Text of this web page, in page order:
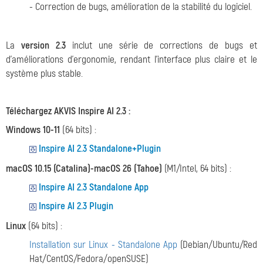
- Correction de bugs, amélioration de la stabilité du logiciel.
La version 2.3inclut une série de corrections de bugs et
d'améliorations d'ergonomie, rendant l'interface plus claire et le
système plus stable.
Téléchargez AKVIS Inspire AI 2.3 :
Windows 10-11 (64 bits) :
Inspire AI 2.3 Standalone+Plugin
macOS 10.15 (Catalina)-macOS 26 (Tahoe) (M1/Intel, 64 bits) :
Inspire AI 2.3 Standalone App
Inspire AI 2.3 Plugin
Linux (64 bits) :
Installation sur Linux - Standalone App (Debian/Ubuntu/Red
Hat/CentOS/Fedora/openSUSE)